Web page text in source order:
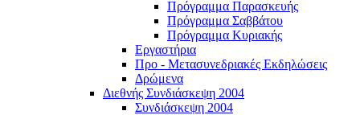
Πρόγραμμα Παρασκευής
Πρόγραμμα Σαββάτου
Πρόγραμμα Κυριακής
Εργαστήρια
Προ - Μετασυνεδριακές Εκδηλώσεις
Δρώμενα
Διεθνής Συνδιάσκεψη 2004
Συνδιάσκεψη 2004